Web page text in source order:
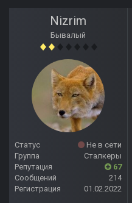
Nizrim
Бывалый
Статус
Не в сети
Группа
Сталкеры
Репутация
67
Сообщений
214
Регистрация
01.02.2022